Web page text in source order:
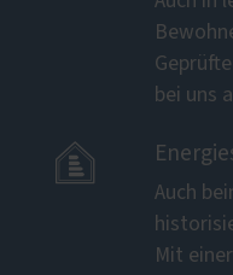
bei uns

Auch
Mit